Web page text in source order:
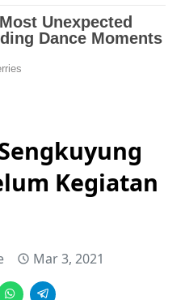
Kegiatan
Mar 3, 2021